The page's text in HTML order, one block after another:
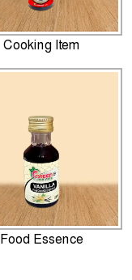
Cooking Item
Food Essence